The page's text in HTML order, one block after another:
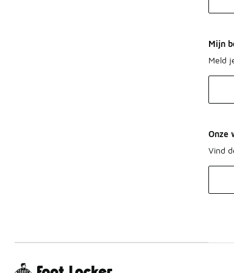
Mijn
Meld
Onze
Vind